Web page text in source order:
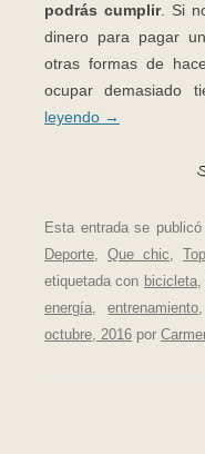
podrás cumplir. Si
dinero para pagar
otras formas de
ocupar demasiado
leyendo →
Esta entrada se
Deporte
Que chic
etiquetada con bicicleta
energía ,entrenamiento
octubre, 2016 por